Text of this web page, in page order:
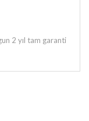
2 yıl tam garanti